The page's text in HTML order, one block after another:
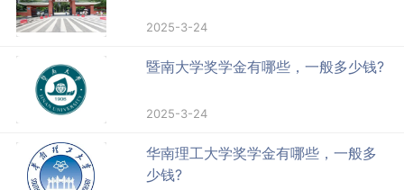
2025-3-24
暨南大学奖学金有哪些，一般多少钱?
2025-3-24
华南理工大学奖学金有哪些，一般多
少钱?